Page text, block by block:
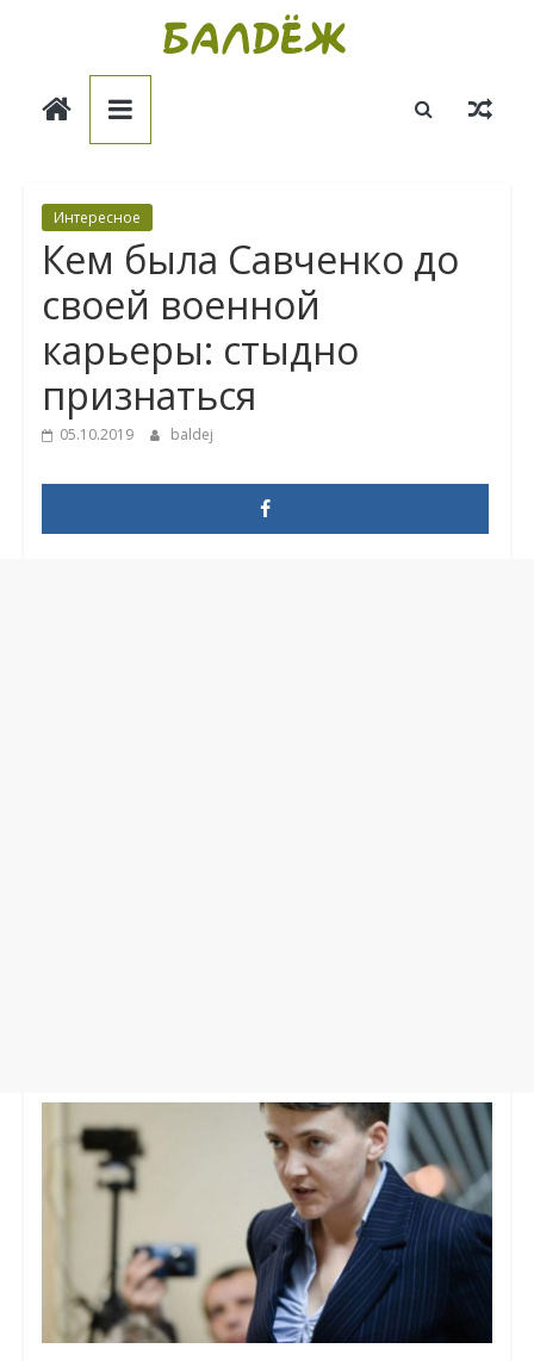
Балдёж
Интересное
Кем была Савченко до
своей военной
карьеры: стыдно
признаться
05.10.2019 baldej